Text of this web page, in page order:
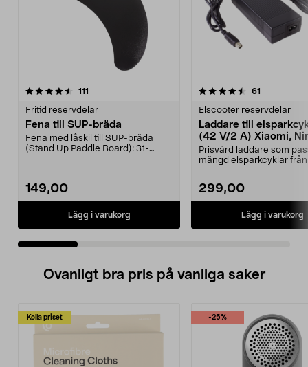
111
Fritid reservdelar
Fena till SUP-bräda
Fena med låskil till SUP-bräda
(Stand Up Paddle Board): 31-
149,00
Lägg i varukorg
4.5 av 5 stjärnor 61
Elscooter reservdelar
Laddare till
(42 V/2 A) Xiaomi,
E-Way m.fl.
Prisvärd laddare som
mängd elsparkcyklar från
299,00
Lägg i varukorg
4.5 av 5 stjärnor
Ovanligt bra pris på vanliga saker
Kolla priset -25%